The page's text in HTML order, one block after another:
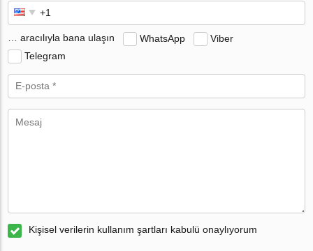
… aracılıyla bana ulaşın WhatsApp
Viber
Telegram
Kişisel verilerin kullanım şartları kabulü onaylıyorum